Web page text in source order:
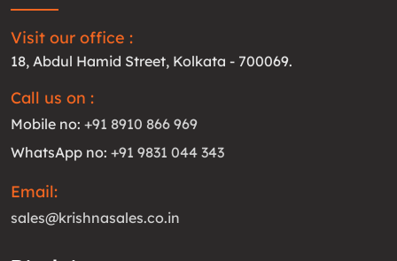
Visit our office :
18, Abdul Hamid Street, Kolkata - 700069.
Call us on :
Mobile no: +91 8910 866 969
WhatsApp no: +91 9831 044 343
Email:
sales@krishnasales.co.in